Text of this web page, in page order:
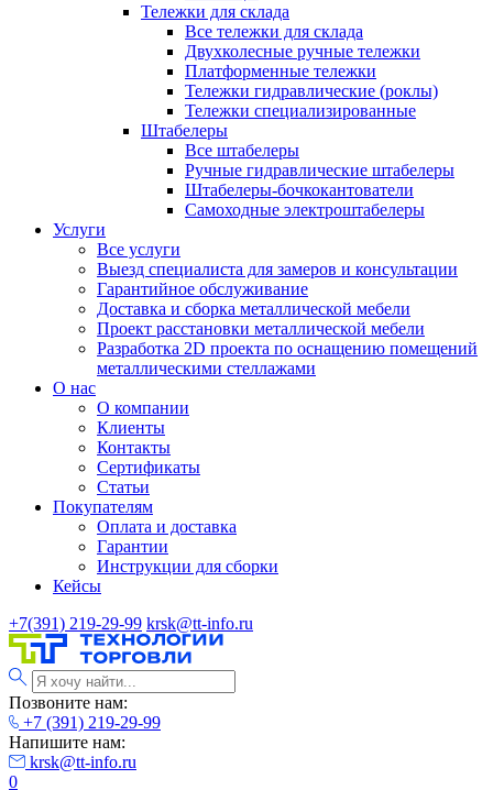
Тележки для склада
Все тележки для склада
Двухколесные ручные тележки
Платформенные тележки
Тележки гидравлические (роклы)
Тележки специализированные
Штабелеры
Все штабелеры
Ручные гидравлические штабелеры
Штабелеры-бочкокантователи
Самоходные электроштабелеры
Услуги
Все услуги
Выезд специалиста для замеров и консультации
Гарантийное обслуживание
Доставка и сборка металлической мебели
Проект расстановки металлической мебели
Разработка 2D проекта по оснащению помещений
металлическими стеллажами
О нас
О компании
Клиенты
Контакты
Сертификаты
Статьи
Покупателям
Оплата и доставка
Гарантии
Инструкции для сборки
Кейсы
+7(391) 219-29-99 krsk@tt-info.ru
Позвоните нам:
+7 (391) 219-29-99
Напишите нам:
krsk@tt-info.ru
0